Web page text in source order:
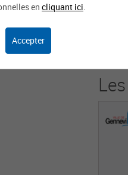
en cliquant ici
Accepter